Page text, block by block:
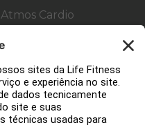
Atmos Cardio